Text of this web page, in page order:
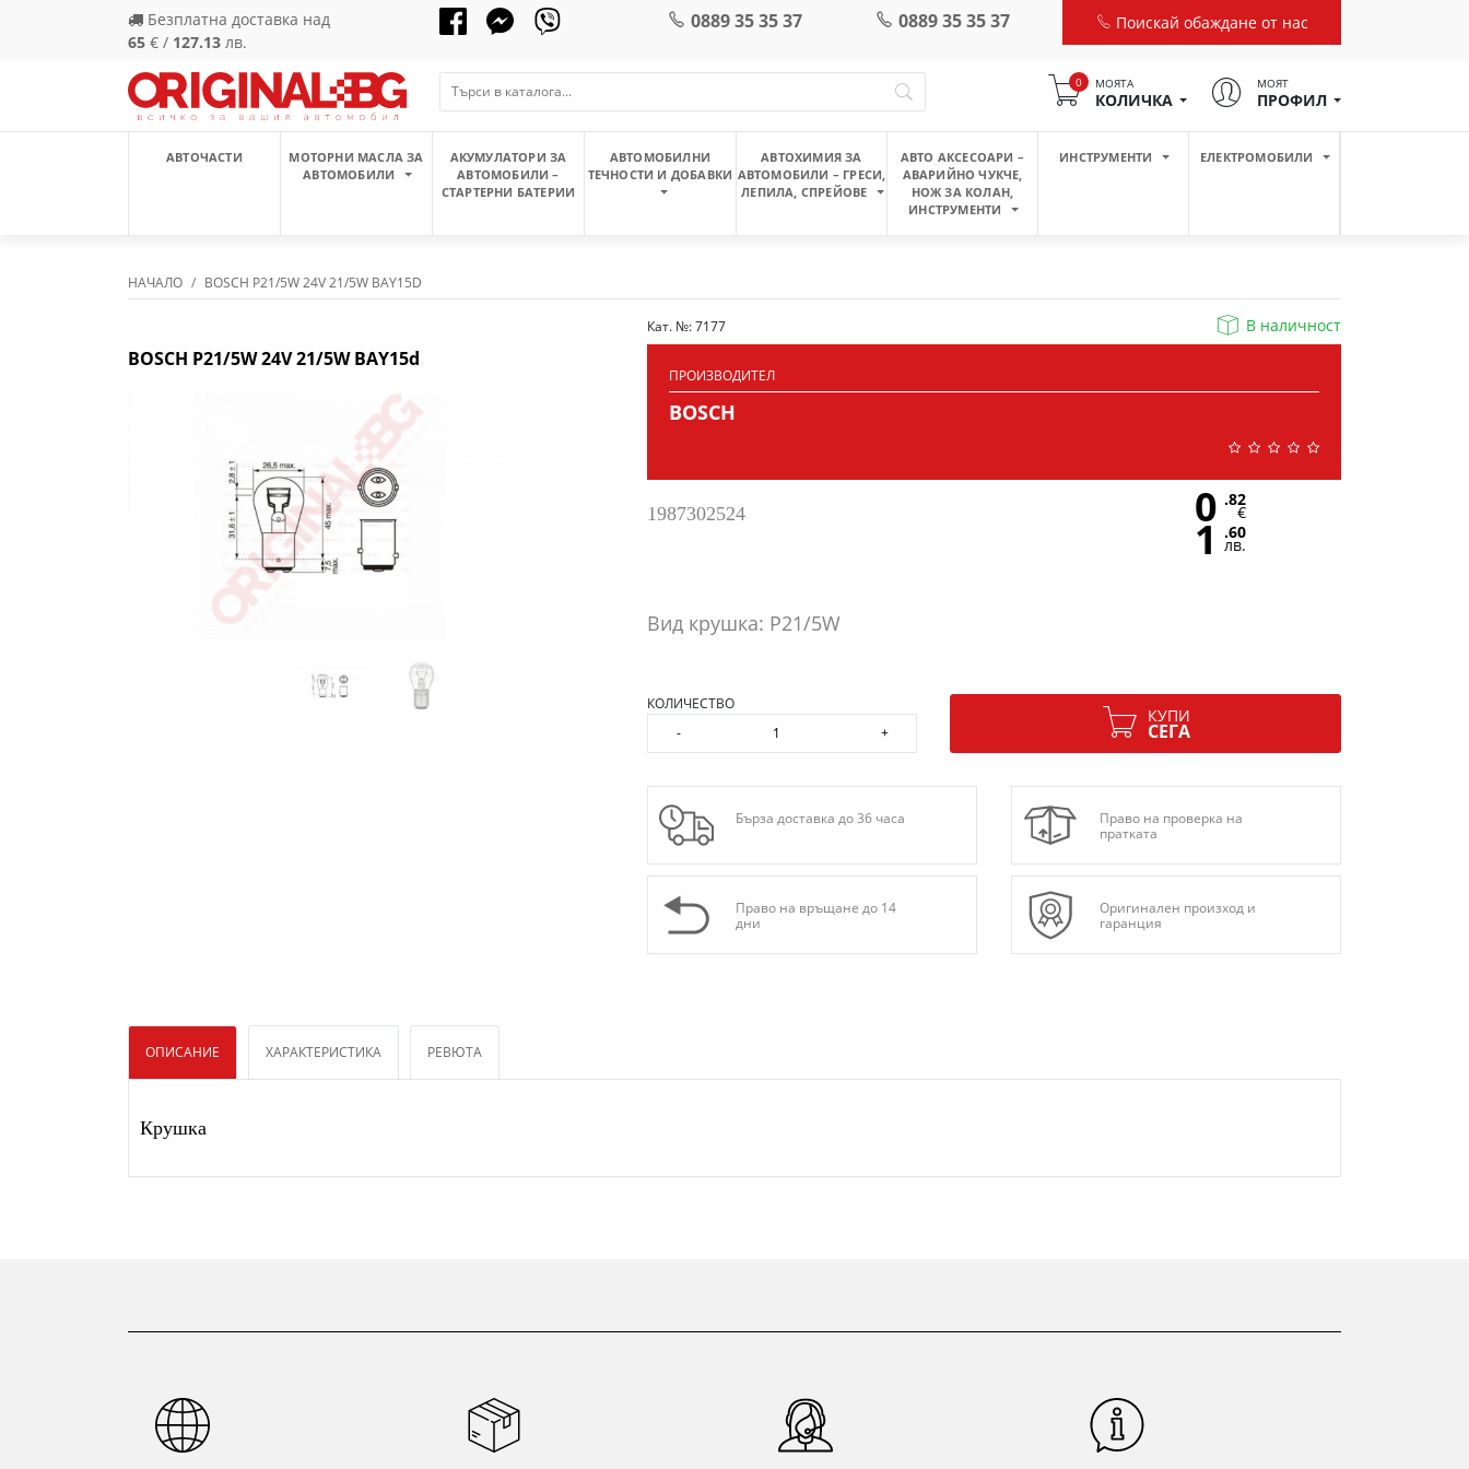
Безплатна доставка над
65 € / 127.13 лв.
0889 35 35 37 0889 35 35 37 Поискай обаждане от нас
0 МОЯТА
КОЛИЧКА
МОЯТ
ПРОФИЛ
АВТОЧАСТИ
МОТОРНИ МАСЛА ЗА
АВТОМОБИЛИ
АКУМУЛАТОРИ ЗА
АВТОМОБИЛИ –
СТАРТЕРНИ БАТЕРИИ
АВТОМОБИЛНИ
ТЕЧНОСТИ И ДОБАВКИ
АВТОХИМИЯ ЗА
АВТОМОБИЛИ – ГРЕСИ,
ЛЕПИЛА, СПРЕЙОВЕ
АВТО АКСЕСОАРИ –
АВАРИЙНО ЧУКЧЕ,
НОЖ ЗА КОЛАН,
ИНСТРУМЕНТИ
ИНСТРУМЕНТИ ЕЛЕКТРОМОБИЛИ
НАЧАЛО BOSCH P21/5W 24V 21/5W BAY15D
BOSCH P21/5W 24V 21/5W BAY15d
Кат. №: 7177 В наличност
ПРОИЗВОДИТЕЛ
BOSCH
1987302524
Вид крушка: P21/5W
0 .82
€
1 .60
лв.
КОЛИЧЕСТВО
-
+
КУПИ
СЕГА
Бърза доставка до 36 часа
Право на проверка на
пратката
Право на връщане до 14
дни
Оригинален произход и
гаранция
ОПИСАНИЕ ХАРАКТЕРИСТИКА РЕВЮТА
Крушка